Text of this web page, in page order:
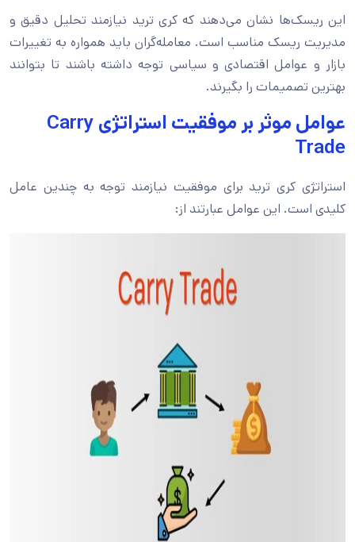
این ریسک‌ها نشان می‌دهند که کری ترید نیازمند تحلیل دقیق و
مدیریت ریسک مناسب است. معامله‌گران باید همواره به تغییرات
بازار و عوامل اقتصادی و سیاسی توجه داشته باشند تا بتوانند
بهترین تصمیمات را بگیرند.
عوامل موثر بر موفقیت استراتژی Carry
Trade
استراتژی کری ترید برای موفقیت نیازمند توجه به چندین عامل
کلیدی است. این عوامل عبارتند از: